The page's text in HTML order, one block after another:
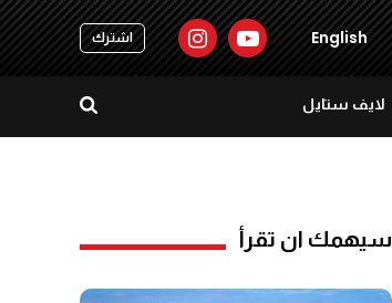
English اشترك
لايف ستايل
سيهمك ان تقرأ